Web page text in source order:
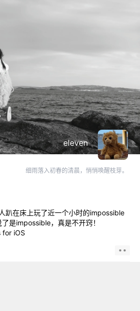
eleven
细雨落入初春的清晨，悄悄唤醒枝芽。
趴在床上玩了近一个小时的impossible
是impossible，真是不开窍！
for iOS